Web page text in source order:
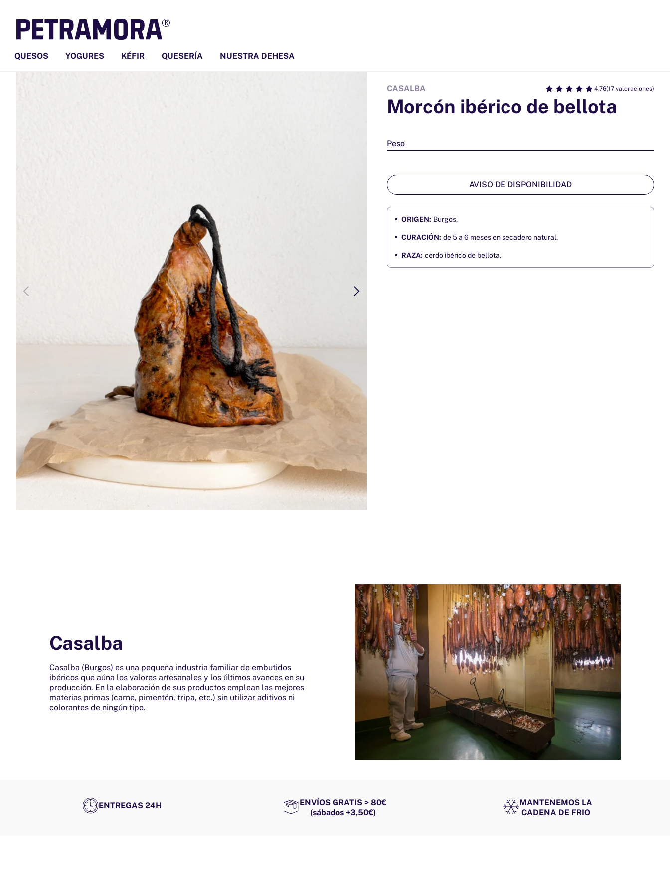
al contenido
QUESOS YOGURES KÉFIR QUESERÍA NUESTRA DEHESA
CASALBA 4.76(17 valoraciones)
Morcón ibérico de bellota
Peso
AVISO DE DISPONIBILIDAD
ORIGEN: Burgos.
CURACIÓN: de 5 a 6 meses en secadero natural.
RAZA: cerdo ibérico de bellota.
Casalba
Casalba (Burgos) es una pequeña industria familiar de embutidos
ibéricos que aúna los valores artesanales y los últimos avances en su
producción. En la elaboración de sus productos emplean las mejores
materias primas (carne, pimentón, tripa, etc.) sin utilizar aditivos ni
colorantes de ningún tipo.
ENTREGAS 24H
ENVÍOS GRATIS > 80€
(sábados +3,50€)
MANTENEMOS LA
CADENA DE FRIO